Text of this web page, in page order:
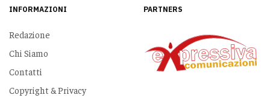
INFORMAZIONI
Redazione
Chi Siamo
Contatti
Copyright & Privacy
PARTNERS